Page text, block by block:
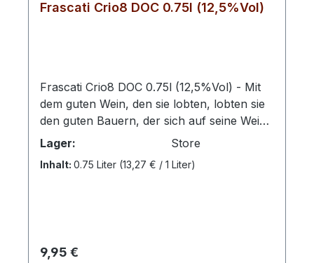
Frascati Crio8 DOC 0.75l (12,5%Vol)
Frascati Crio8 DOC 0.75l (12,5%Vol) - Mit
dem guten Wein, den sie lobten, lobten sie
den guten Bauern, der sich auf seine Weise
auf Boden und Reben einließ, um die
besten Eigenschaften aus den Rebstöcken
hervorzubringen.Auch heute noch
zart duftende, würzig weiche
Lager: Store
Inhalt: 0.75 Liter (13,27 € / 1 Liter)
Regulärer Preis:
9,95 €